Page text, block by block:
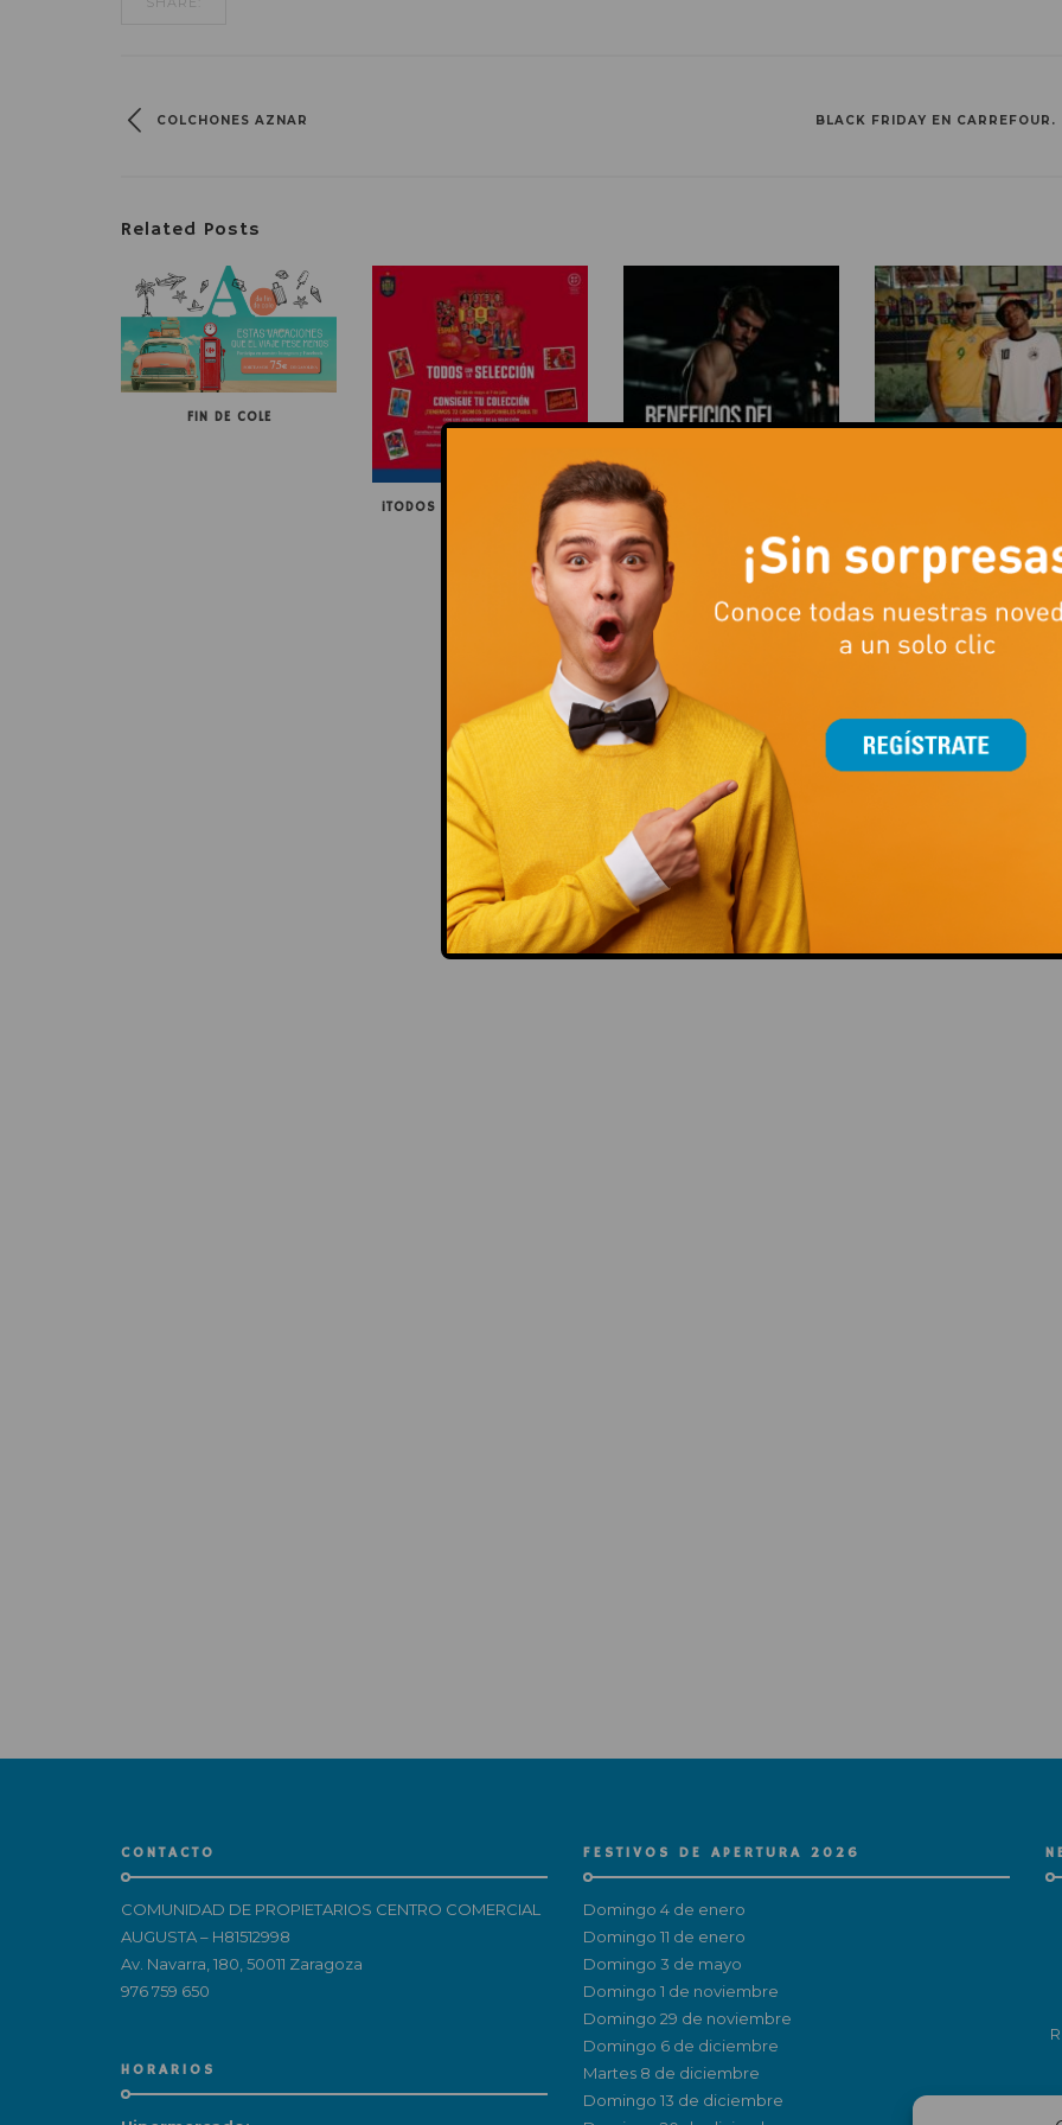
COLCHONES AZNAR BLACK FRIDAY EN CARREFOUR.
Related Posts
FIN DE COLE
¡TODOS CON LA SELECCIÓN!
ENTRENAR FUERZA ES MUCHO
MÁS QUE LEVANTAR PESO
LA TEMPORADA DE
ESTILAZO
CONTACTO
COMUNIDAD DE PROPIETARIOS CENTRO COMERCIAL
AUGUSTA – H81512998
Av. Navarra, 180, 50011 Zaragoza
976 759 650
HORARIOS
FESTIVOS DE APERTURA 2026
Domingo 4 de enero
Domingo 11 de enero
Domingo 3 de mayo
Domingo 1 de noviembre
Domingo 29 de noviembre
Domingo 6 de diciembre
Martes 8 de diciembre
Domingo 13 de diciembre